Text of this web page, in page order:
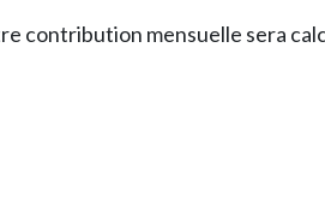
contribution mensuelle sera